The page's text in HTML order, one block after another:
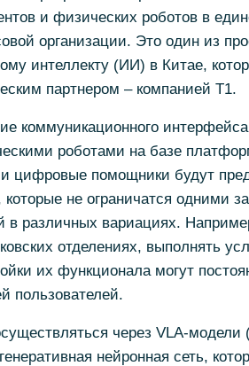
и физических роботов в
организации. Это один из
интеллекту (ИИ) в Китае,
партнером – компанией Т1.
коммуникационного
роботами на базе
цифровые помощники будут
не ограничатся одними
различных вариациях.
отделениях, выполнять
их функционала могут
пользователей.
через VLA-модели
нейронная сеть,